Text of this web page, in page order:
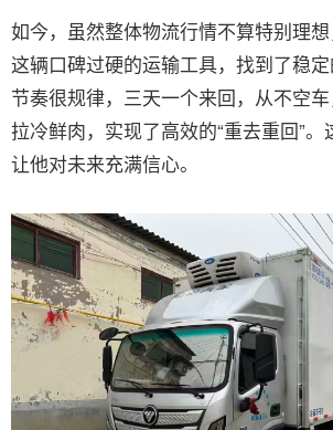
如今，虽然整体物流行情不算特别理
这辆口碑过硬的运输工具，找到了稳
节奏很规律，三天一个来回，从不空
拉冷鲜肉，实现了高效的“重去重回”。
让他对未来充满信心。